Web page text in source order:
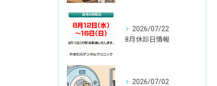
2026/07/22
8月休診日情報
2026/07/02